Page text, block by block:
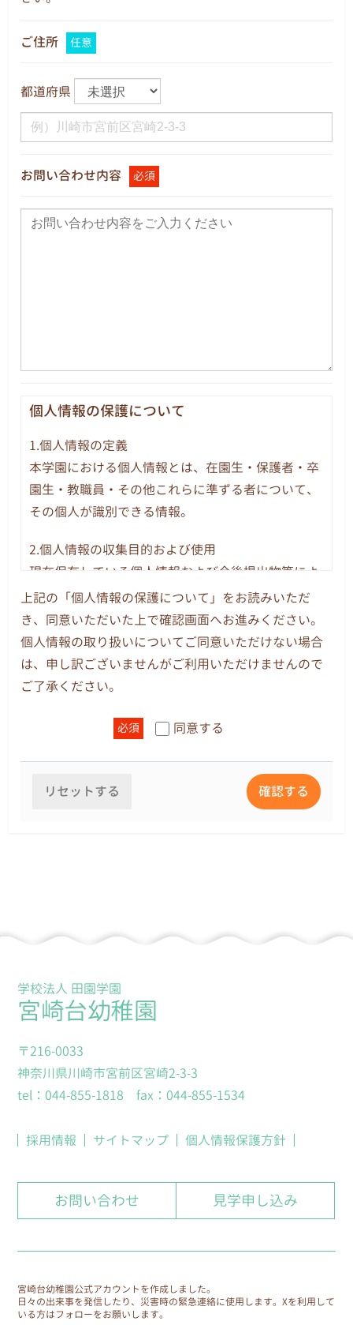
ご住所 任意
都道府県
お問い合わせ内容 必須
個人情報の保護について
1.個人情報の定義
本学園における個人情報とは、在園生・保護者・卒
園生・教職員・その他これらに準ずる者について、
その個人が識別できる情報。
2.個人情報の収集目的および使用
現在保有している個人情報および今後提出物等によ
り収集する個人情報の使用目的は、園務及び園児の
指導に関する業務についてのみ使用します。また、
教職員の個人情報については、人事、給与、労務、
厚生、採用、保健、保険、財務、庶務および組織運
営に関する業務についてのみ使用します。
3.個人情報の提供
法令その他関係法令等に基づく場合や、本人の事前
の同意がある場合は、他へ提供することがありま
す。
となります。
個人情報への不正アクセス、個人情報の紛失、破
壊、改ざん及び漏えい等に対して、安全対策を講じ
6.個人情報の委託に伴う安全な管理
個人情報を取り扱う業務を外部に委託する場合は、
先を選定し、秘密保持契約等を取り交わすととも
7.個人情報管理責任者
情報保護活動の実施および運用に関する責任を負い
8.個人情報の保護に関する体制
上記の「個人情報の保護について」をお読みいただ
き、同意いただいた上で確認画面へお進みください。
個人情報の取り扱いについてご同意いただけない場合
は、申し訳ございませんがご利用いただけませんので
ご了承ください。
必須 同意する
リセットする 確認する
学校法人 田園学園
宮崎台幼稚園
〒216-0033
神奈川県川崎市宮前区宮崎2-3-3
tel：044-855-1818 fax：044-855-1534
採用情報 サイトマップ 個人情報保護方針
お問い合わせ 見学申し込み
宮崎台幼稚園公式アカウントを作成しました。
日々の出来事を発信したり、災害時の緊急連絡に使用します。Xを利用して
いる方はフォローをお願いします。